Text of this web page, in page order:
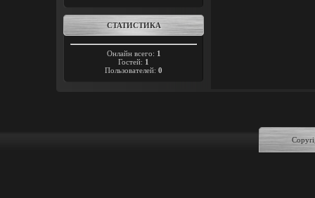
СТАТИСТИКА
Онлайн всего: 1
Гостей: 1
Пользователей: 0